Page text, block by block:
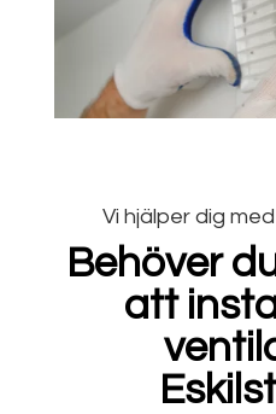
Vi hjälper dig med
Behöver
att